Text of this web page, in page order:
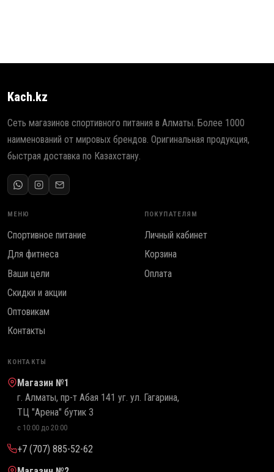
Kach.kz
Сеть магазинов спортивного питания в Алматы. Более 1000
наименований от мировых брендов. Оригинальная продукция,
быстрая доставка по Казахстану.
МЕНЮ
Спортивное питание
Для фитнеса
Ваши цели
Скидки и акции
Оптовикам
Контакты
ПОКУПАТЕЛЯМ
Личный кабинет
Корзина
Оплата
КОНТАКТЫ
Магазин №1
г. Алматы, пр-т Абая 141 уг. ул. Гагарина,
ТЦ "Арена" бутик 3
с 10:00 до 20:00
+7 (707) 885-52-62